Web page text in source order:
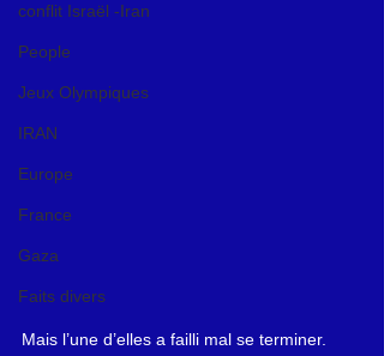
conflit Israël -Iran
People
Jeux Olympiques
IRAN
Europe
France
Gaza
Faits divers
Mais l’une d’elles a failli mal se terminer.